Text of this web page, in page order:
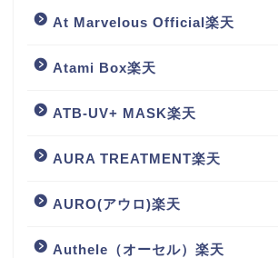
At Marvelous Official楽天
Atami Box楽天
ATB-UV+ MASK楽天
AURA TREATMENT楽天
AURO(アウロ)楽天
Authele（オーセル）楽天